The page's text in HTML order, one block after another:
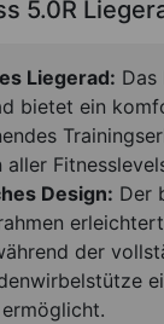
5.0R
Liegerad: Das
bietet ein
aller
Design: Der
der